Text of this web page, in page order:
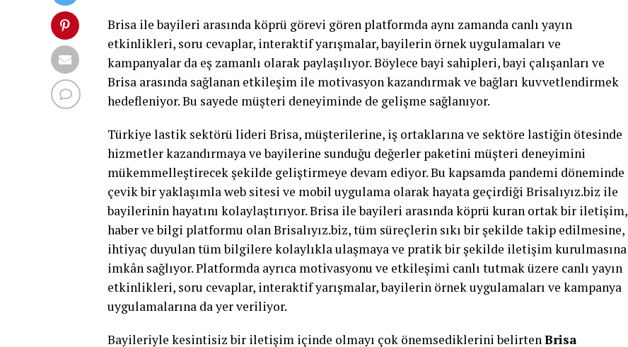
Brisa ile bayileri arasında köprü görevi gören platformda aynı zamanda canlı yayın
etkinlikleri, soru cevaplar, interaktif yarışmalar, bayilerin örnek uygulamaları ve
kampanyalar da eş zamanlı olarak paylaşılıyor. Böylece bayi sahipleri, bayi çalışanları ve
Brisa arasında sağlanan etkileşim ile motivasyon kazandırmak ve bağları kuvvetlendirmek
hedefleniyor. Bu sayede müşteri deneyiminde de gelişme sağlanıyor.
Türkiye lastik sektörü lideri Brisa, müşterilerine, iş ortaklarına ve sektöre lastiğin ötesinde
hizmetler kazandırmaya ve bayilerine sunduğu değerler paketini müşteri deneyimini
mükemmelleştirecek şekilde geliştirmeye devam ediyor. Bu kapsamda pandemi döneminde
çevik bir yaklaşımla web sitesi ve mobil uygulama olarak hayata geçirdiği Brisalıyız.biz ile
bayilerinin hayatını kolaylaştırıyor. Brisa ile bayileri arasında köprü kuran ortak bir iletişim,
haber ve bilgi platformu olan Brisalıyız.biz, tüm süreçlerin sıkı bir şekilde takip edilmesine,
ihtiyaç duyulan tüm bilgilere kolaylıkla ulaşmaya ve pratik bir şekilde iletişim kurulmasına
imkân sağlıyor. Platformda ayrıca motivasyonu ve etkileşimi canlı tutmak üzere canlı yayın
etkinlikleri, soru cevaplar, interaktif yarışmalar, bayilerin örnek uygulamaları ve kampanya
uygulamalarına da yer veriliyor.
Bayileriyle kesintisiz bir iletişim içinde olmayı çok önemsediklerini belirtenBrisa